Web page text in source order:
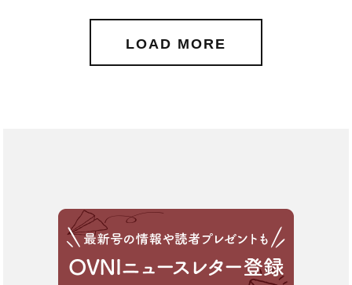
LOAD MORE